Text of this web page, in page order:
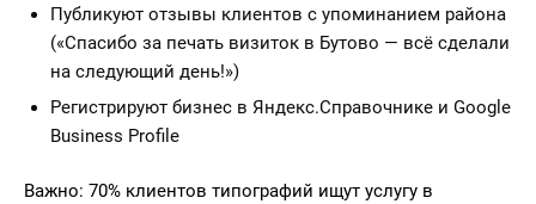
Публикуют отзывы клиентов с упоминанием района
(«Спасибо за печать визиток в Бутово — всё сделали
на следующий день!»)
Регистрируют бизнес в Яндекс.Справочнике и Google
Business Profile
Важно: 70% клиентов типографий ищут услугу в